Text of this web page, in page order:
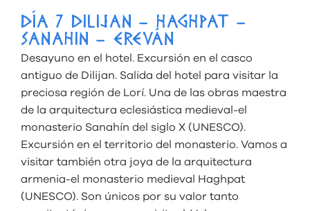
DÍA 7 DILIJAN – HAGHPAT –
SANAHIN – EREVÁN
Desayuno en el hotel. Excursión en el casco
antiguo de Dilijan. Salida del hotel para visitar la
preciosa región de Lorí. Una de las obras maestra
de la arquitectura eclesiástica medieval-el
monasterio Sanahín del siglo X (UNESCO).
Excursión en el territorio del monasterio. Vamos a
visitar también otra joya de la arquitectura
armenia-el monasterio medieval Haghpat
(UNESCO). Son únicos por su valor tanto